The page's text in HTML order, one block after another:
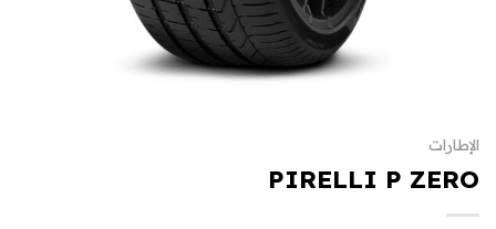
الإطارات
PIRELLI P ZERO